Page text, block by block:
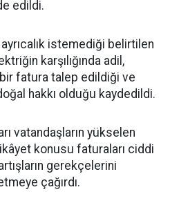
edildi.
istemediği belirtilen
karşılığında adil,
fatura talep edildiği ve
hakkı olduğu kaydedildi.
vatandaşların yükselen
konusu faturaları ciddi
gerekçelerini
çağırdı.